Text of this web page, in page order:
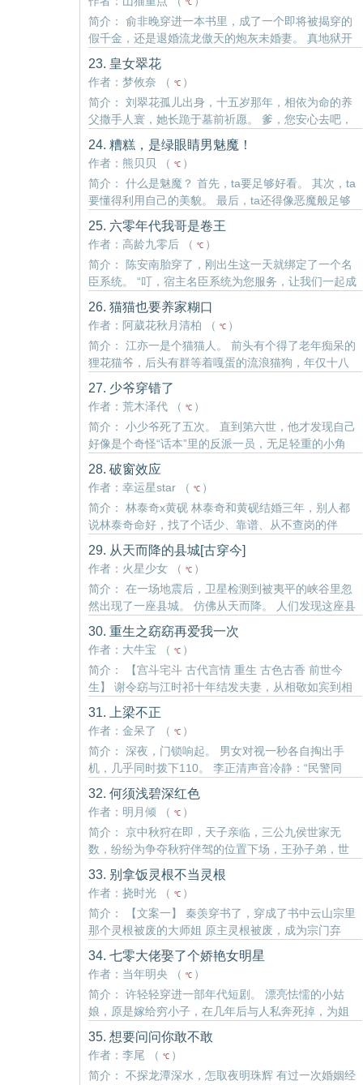
岁这年，她却.. ℃
简介： 俞非晚穿进一本书里，成了一个即将被揭穿的
假千金，还是退婚流龙傲天的炮灰未婚妻。 真地狱开
局。 本想苟一苟，嫁给龙傲天也不错。 但穿书的时机
好像不太对，此时此刻她正在退婚的路上。 没关系她
一定可以..
23. 皇女翠花
作者：梦攸奈 （ ℃ ）
简介： 刘翠花孤儿出身，十五岁那年，相依为命的养
父撒手人寰，她长跪于墓前祈愿。 爹，您安心去吧，
女儿一定守好咱家的豆腐摊，赚够了钱就给您招个入
赘女婿。 或许誓言上达天听，加之父荫福泽深厚。 翌
年初春，她进山..
24. 糟糕，是绿眼睛男魅魔！
作者：熊贝贝 （ ℃ ）
简介： 什么是魅魔？ 首先，ta要足够好看。 其次，ta
要懂得利用自己的美貌。 最后，ta还得像恶魔般足够
贪婪。 琨因（Quinn Emerson）来自怀俄明州一个鸟
不拉屎的小镇，他浅薄、桀骜，像野狗一样凶悍，却
实在漂亮。..
25. 六零年代我哥是卷王
作者：高龄九零后 （ ℃ ）
简介： 陈安南胎穿了，刚出生这一天就绑定了一个名
臣系统。 “叮，宿主名臣系统为您服务，让我们一起成
为这个时代一人之下万人之上的朝堂第一人，当朝宰
相，名垂千古！” 就很离谱，首先她是个只会吐泡泡的
小婴儿，其次性..
26. 猫猫也要养家糊口
作者：阿葳花秋月清柏 （ ℃ ）
简介： 江亦一是个猫猫人。 前头有个得了老年痴呆的
狸花猫爷，后头有群等着嘎蛋的流浪猫狗，年仅十八
的江亦一穷得吃不上饭更别提上学。 好在赶上了点网
络红利，凭着自己天赋异禀给铲屎官们网络问诊。 开
诊首日无..
27. 少爷穿错了
作者：荒木泽代 （ ℃ ）
简介： 小少爷死了五次。 直到第六世，他才发现自己
好像是个奇怪“话本”里的反派一员，无足轻重的小角
色。 即便出生权贵之家，后天无论怎么努力都还是会
死。 而有一个人恰恰相反，无论他怎么选择，总有人
自愿帮着..
28. 破窗效应
作者：幸运星star （ ℃ ）
简介： 林泰奇x黄砚 林泰奇和黄砚结婚三年，别人都
说林泰奇命好，找了个话少、靠谱、从不查岗的伴
侣。 只有林泰奇自己知道，黄砚不在乎他。 林泰奇终
于忍不住问了那个他害怕答案的问题：“你到底爱不爱
我？” ..
29. 从天而降的县城[古穿今]
作者：火星少女 （ ℃ ）
简介： 在一场地震后，卫星检测到被夷平的峡谷里忽
然出现了一座县城。 仿佛从天而降。 人们发现这座县
城有着古代的城墙和屋舍，而在城中甚至还生活着不
少穿戴古装的士兵、民众。场面满目疮痍，惨不忍
睹。 ..
30. 重生之窈窈再爱我一次
作者：大牛宝 （ ℃ ）
简介： 【宫斗宅斗 古代言情 重生 古色古香 前世今
生】 谢令窈与江时祁十年结发夫妻，从相敬如宾到相
看两厌只用了三年，剩下七年只剩下无尽的冷漠与无
视。 在经历了丈夫的背叛、儿子的疏离、婆母的苛
待、忠..
31. 上梁不正
作者：金呆了 （ ℃ ）
简介： 深夜，门锁响起。 男女对视一秒各自掏出手
机，几乎同时拨下110。 李正清声音冷静：“民警同
志，这里有人私闯民宅。” 他目光从她身上扫过，停了
一瞬，“衣冠不整，疑似非法入住有一阵子了。” 梁心
退后半步，..
32. 何须浅碧深红色
作者：明月倾 （ ℃ ）
简介： 京中秋狩在即，天子亲临，三公九侯世家无
数，纷纷为争夺秋狩伴驾的位置下场，王孙子弟，世
家小姐，各有各的争夺，山雨欲来风满楼。 江南柳，
恨悠悠，柳晋骧三十岁做到封疆大吏，代天子巡抚江
南，一遭蒙冤身死，..
33. 别拿饭灵根不当灵根
作者：挠时光 （ ℃ ）
简介： 【文案一】 秦羡穿书了，穿成了书中云山宗里
那个灵根被废的大师姐 原主灵根被废，成为宗门弃
子，最后寻了一处偏僻的地方了结了性命 秦羡：好死
不如赖活着 就算没了灵根，也..
34. 七零大佬娶了个娇艳女明星
作者：当年明央 （ ℃ ）
简介： 许轻轻穿进一部年代短剧。 漂亮怯懦的小姑
娘，原是嫁给穷小子，在几年后与人私奔死掉，为姐
姐的高嫁做凄惨对照。 谁知一睁眼，剧本乱了套。 她
在本该是她姐夫的男人床上醒来，姐姐亲自带人来堵..
35. 想要问问你敢不敢
作者：李尾 （ ℃ ）
简介： 不探龙潭深水，怎取夜明珠辉 有过一次婚姻经